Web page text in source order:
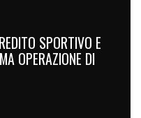
SPORTIVO E
OPERAZIONE DI